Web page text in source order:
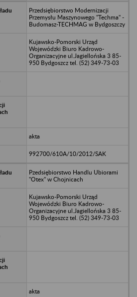
Przedsiębiorstwo Modernizacji
Przemysłu Maszynowego "Techma" -
Budomasz-TECHMAG w Bydgoszczy
Kujawsko-Pomorski Urząd
Wojewódzki Biuro Kadrowo-
Organizacyjne ul.Jagiellońska 3 85-
950 Bydgoszcz tel. (52) 349-73-03
akta
992700/610A/10/2012/SAK
Pzedsiębiorstwo Handlu Ubiorami
"Otex" w Chojnicach
Kujawsko-Pomorski Urząd
Wojewódzki Biuro Kadrowo-
Organizacyjne ul.Jagiellońska 3 85-
950 Bydgoszcz tel. (52) 349-73-03
akta